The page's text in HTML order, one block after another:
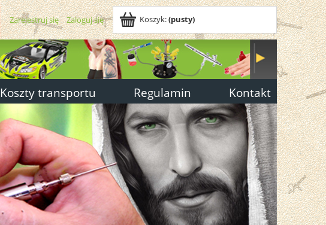
Koszyk:(pusty)
Zarejestruj się Zaloguj się
Koszty transportu Regulamin Kontakt